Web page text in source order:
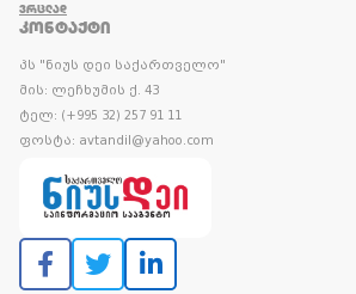
ᲕᲠᲪᲚᲐᲓ
ᲙᲝᲜᲢᲐᲥᲢᲘ
პს "ნიუს დეი საქართველო"
მის: ლეჩხუმის ქ. 43
ტელ: (+995 32) 257 91 11
ფოსტა: avtandil@yahoo.com